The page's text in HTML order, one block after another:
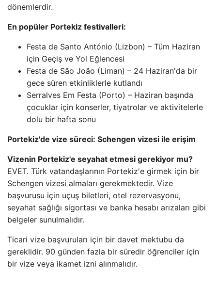
dönemlerdir.
En popüler Portekiz festivalleri:
Festa de Santo António (Lizbon) – Tüm Haziran
için Geçiş ve Yol Eğlencesi
Festa de São João (Liman) – 24 Haziran'da bir
gece süren etkinliklerle kutlandı
Serralves Em Festa (Porto) – Haziran başında
çocuklar için konserler, tiyatrolar ve aktivitelerle
dolu bir hafta sonu
Portekiz'de vize süreci: Schengen vizesi ile erişim
Vizenin Portekiz'e seyahat etmesi gerekiyor mu?
EVET. Türk vatandaşlarının Portekiz'e girmek için bir
Schengen vizesi almaları gerekmektedir. Vize
başvurusu için uçuş biletleri, otel rezervasyonu,
seyahat sağlığı sigortası ve banka hesabı arızaları gibi
belgeler sunulmalıdır.
Ticari vize başvuruları için bir davet mektubu da
gereklidir. 90 günden fazla bir süredir öğrenciler için
bir vize veya ikamet izni alınmalıdır.